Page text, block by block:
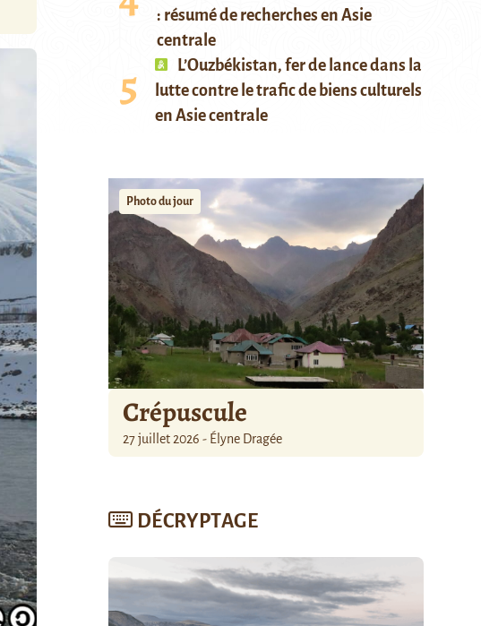
: résumé de recherches en Asie
centrale
L’Ouzbékistan, fer de lance dans la
lutte contre le trafic de biens culturels
en Asie centrale
Photo du jour
Crépuscule
27 juillet 2026 - Élyne Dragée
DÉCRYPTAGE